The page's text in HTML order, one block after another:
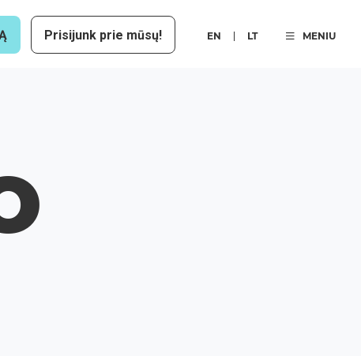
Prisijunk prie mūsų! EN LT MENIU